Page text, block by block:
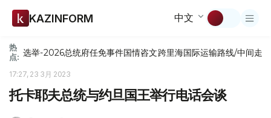
KAZINFORM 中文
热
点: 选举-2026总统府任免事件国情咨文跨里海国际运输路线/中间走廊
17:27, 23 3月 2023
托卡耶夫总统与约旦国王举行电话会谈